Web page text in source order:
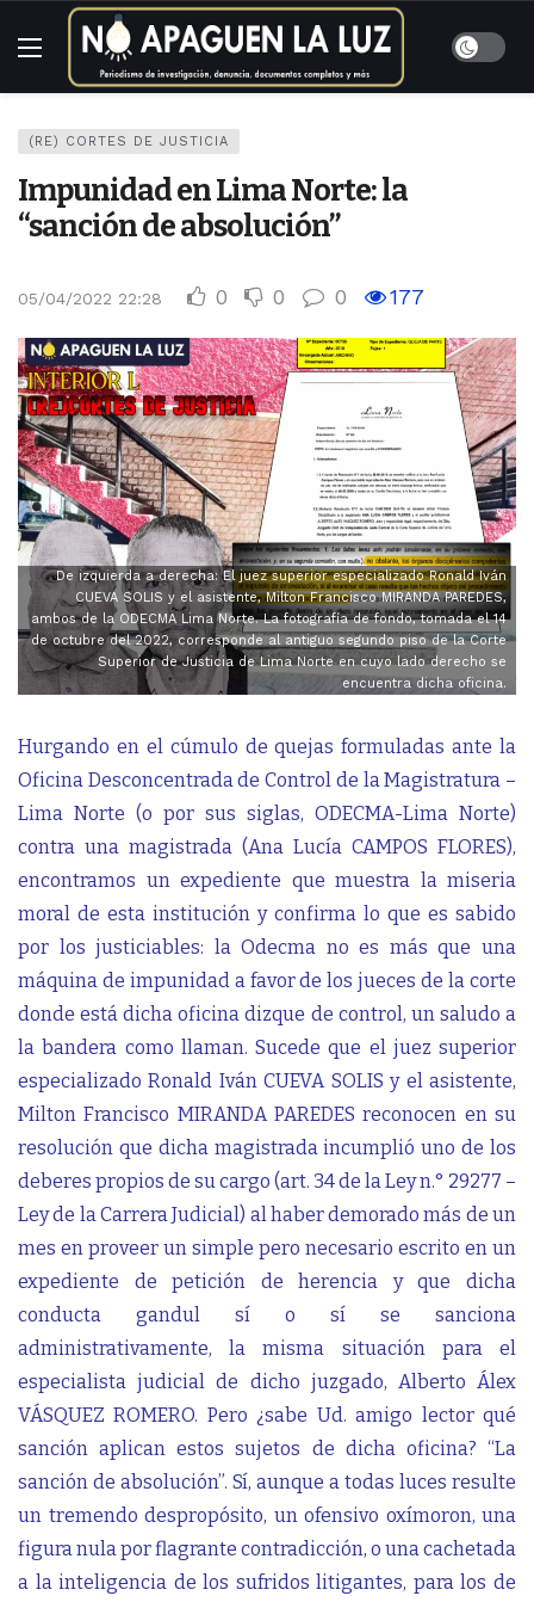
(RE) CORTES DE JUSTICIA
Impunidad en Lima Norte: la
“sanción de absolución”
05/04/2022 22:28 0 0 0 177
De izquierda a derecha: El juez superior especializado Ronald Iván
CUEVA SOLIS y el asistente, Milton Francisco MIRANDA PAREDES,
ambos de la ODECMA Lima Norte. La fotografía de fondo, tomada el 14
de octubre del 2022, corresponde al antiguo segundo piso de la Corte
Superior de Justicia de Lima Norte en cuyo lado derecho se
encuentra dicha oficina.
Hurgando en el cúmulo de quejas formuladas ante la
Oficina Desconcentrada de Control de la Magistratura –
Lima Norte (o por sus siglas, ODECMA-Lima Norte)
contra una magistrada (Ana Lucía CAMPOS FLORES),
encontramos un expediente que muestra la miseria
moral de esta institución y confirma lo que es sabido
por los justiciables: la Odecma no es más que una
máquina de impunidad a favor de los jueces de la corte
donde está dicha oficina dizque de control, un saludo a
la bandera como llaman. Sucede que el juez superior
especializado Ronald Iván CUEVA SOLIS y el asistente,
Milton Francisco MIRANDA PAREDES reconocen en su
resolución que dicha magistrada incumplió uno de los
deberes propios de su cargo (art. 34 de la Ley n.° 29277 –
Ley de la Carrera Judicial) al haber demorado más de un
mes en proveer un simple pero necesario escrito en un
expediente de petición de herencia y que dicha
conducta gandul sí o sí se sanciona
administrativamente, la misma situación para el
especialista judicial de dicho juzgado, Alberto Álex
VÁSQUEZ ROMERO. Pero ¿sabe Ud. amigo lector qué
sanción aplican estos sujetos de dicha oficina? “La
sanción de absolución”. Sí, aunque a todas luces resulte
un tremendo despropósito, un ofensivo oxímoron, una
figura nula por flagrante contradicción, o una cachetada
a la inteligencia de los sufridos litigantes, para los de